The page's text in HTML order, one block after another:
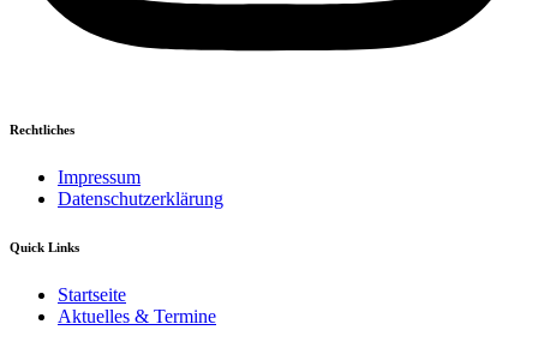
Rechtliches
Impressum
Datenschutzerklärung
Quick Links
Startseite
Aktuelles & Termine